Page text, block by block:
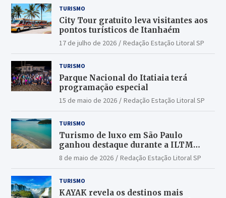
TURISMO
City Tour gratuito leva visitantes aos
pontos turísticos de Itanhaém
17 de julho de 2026 Redação Estação Litoral SP
TURISMO
Parque Nacional do Itatiaia terá
programação especial
15 de maio de 2026 Redação Estação Litoral SP
TURISMO
Turismo de luxo em São Paulo
ganhou destaque durante a ILTM
Latin America 2026
8 de maio de 2026 Redação Estação Litoral SP
TURISMO
KAYAK revela os destinos mais